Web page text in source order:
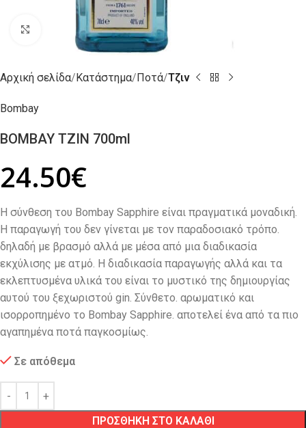
Click to enlarge
Αρχική σελίδα Κατάστημα Ποτά Τζιν
Bombay
BOMBAY ΤΖΙΝ 700ml
24.50€
Η σύνθεση του Bombay Sapphire είναι πραγματικά μοναδική.
Η παραγωγή του δεν γίνεται με τον παραδοσιακό τρόπο.
δηλαδή με βρασμό αλλά με μέσα από μια διαδικασία
εκχύλισης με ατμό. Η διαδικασία παραγωγής αλλά και τα
εκλεπτυσμένα υλικά του είναι το μυστικό της δημιουργίας
αυτού του ξεχωριστού gin. Σύνθετο. αρωματικό και
ισορροπημένο το Bombay Sapphire. αποτελεί ένα από τα πιο
αγαπημένα ποτά παγκοσμίως.
Σε απόθεμα
ΠΡΟΣΘΗΚΗ ΣΤΟ ΚΑΛΑΘΙ